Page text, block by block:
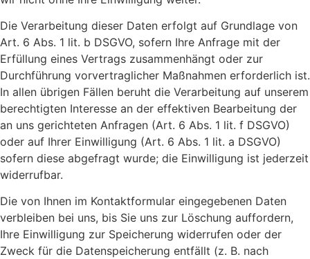
Die Verarbeitung dieser Daten erfolgt auf Grundlage von
Art. 6 Abs. 1 lit. b DSGVO, sofern Ihre Anfrage mit der
Erfüllung eines Vertrags zusammenhängt oder zur
Durchführung vorvertraglicher Maßnahmen erforderlich ist.
In allen übrigen Fällen beruht die Verarbeitung auf unserem
berechtigten Interesse an der effektiven Bearbeitung der
an uns gerichteten Anfragen (Art. 6 Abs. 1 lit. f DSGVO)
oder auf Ihrer Einwilligung (Art. 6 Abs. 1 lit. a DSGVO)
sofern diese abgefragt wurde; die Einwilligung ist jederzeit
widerrufbar.
Die von Ihnen im Kontaktformular eingegebenen Daten
verbleiben bei uns, bis Sie uns zur Löschung auffordern,
Ihre Einwilligung zur Speicherung widerrufen oder der
Zweck für die Datenspeicherung entfällt (z. B. nach